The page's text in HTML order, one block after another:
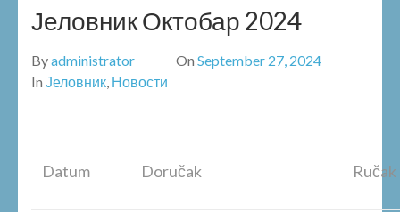
Јеловник Октобар 2024
Byadministrator On September 27, 2024
In Јеловник Новости
Datum Doručak Ručak